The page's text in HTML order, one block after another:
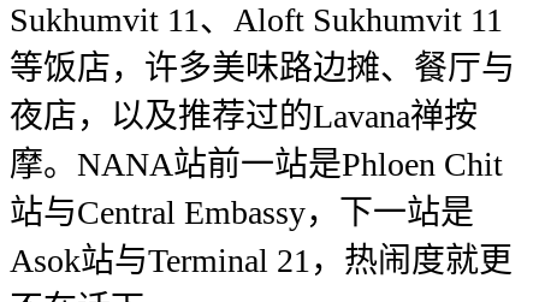
Sukhumvit 11、Aloft Sukhumvit 11
等饭店，许多美味路边摊、餐厅与
夜店，以及推荐过的Lavana禅按
摩。NANA站前一站是Phloen Chit
站与Central Embassy，下一站是
Asok站与Terminal 21，热闹度就更